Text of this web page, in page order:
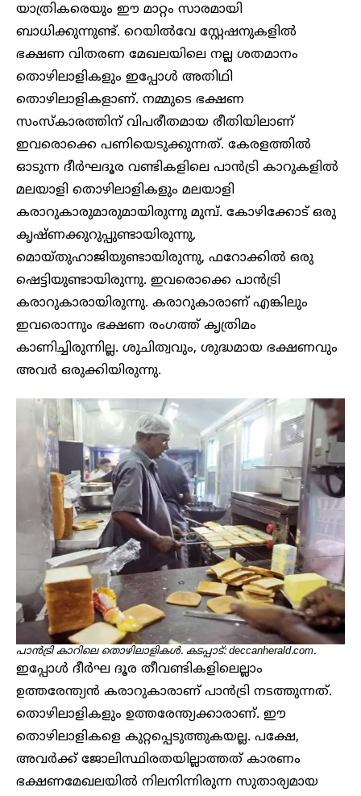
യാത്രികരെയും ഈ മാറ്റം സാരമായി
ബാധിക്കുന്നുണ്ട്. റെയിൽവേ സ്റ്റേഷനുകളിൽ
ഭക്ഷണ വിതരണ മേഖലയിലെ നല്ല ശതമാനം
തൊഴിലാളികളും ഇപ്പോൾ അതിഥി
തൊഴിലാളികളാണ്. നമ്മുടെ ഭക്ഷണ
സംസ്കാരത്തിന് വിപരീതമായ രീതിയിലാണ്
ഇവരൊക്കെ പണിയെടുക്കുന്നത്. കേരളത്തിൽ
ഓടുന്ന ദീ‍‍ർഘദൂര വണ്ടികളിലെ പാൻട്രി കാറുകളിൽ
മലയാളി തൊഴിലാളികളും മലയാളി
കരാറുകാരുമാരുമായിരുന്നു മുമ്പ്. കോഴിക്കോട് ഒരു
കൃഷ്ണക്കുറുപ്പുണ്ടായിരുന്നു,
മൊയ്തുഹാജിയുണ്ടായിരുന്നു, ഫറോക്കിൽ ഒരു
ഷെട്ടിയുണ്ടായിരുന്നു. ഇവരൊക്കെ പാൻട്രി
കരാറുകാരായിരുന്നു. കരാറുകാരാണ് എങ്കിലും
ഇവരൊന്നും ഭക്ഷണ രം​ഗത്ത് കൃത്രിമം
കാണിച്ചിരുന്നില്ല. ശുചിത്വവും, ശുദ്ധമായ ഭക്ഷണവും
അവർ ഒരുക്കിയിരുന്നു.
പാൻട്രി കാറിലെ തൊഴിലാളികൾ. കടപ്പാട്: deccanherald.com.
ഇപ്പോൾ ദീ‍ർഘ ​ദൂര തീവണ്ടികളിലെല്ലാം
ഉത്തരേന്ത്യൻ കരാറുകാരാണ് പാൻട്രി നടത്തുന്നത്.
തൊഴിലാളികളും ഉത്തരേന്ത്യക്കാരാണ്. ഈ
തൊഴിലാളികളെ കുറ്റപ്പെടുത്തുകയല്ല. പക്ഷേ,
അവർക്ക് ജോലിസ്ഥിരതയില്ലാത്തത് കാരണം
ഭക്ഷണമേഖലയിൽ നിലനിന്നിരുന്ന സുതാര്യമായ